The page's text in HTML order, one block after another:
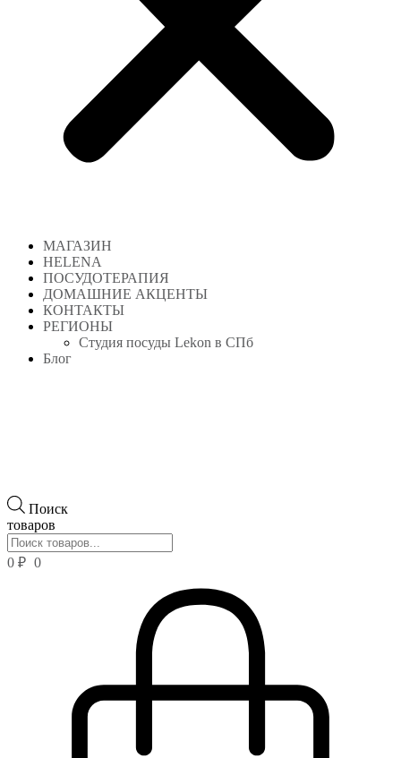
МАГАЗИН
HELENA
ПОСУДОТЕРАПИЯ
ДОМАШНИЕ АКЦЕНТЫ
КОНТАКТЫ
РЕГИОНЫ
Студия посуды Lekon в СПб
Блог
Поиск
товаров
0 ₽ 0